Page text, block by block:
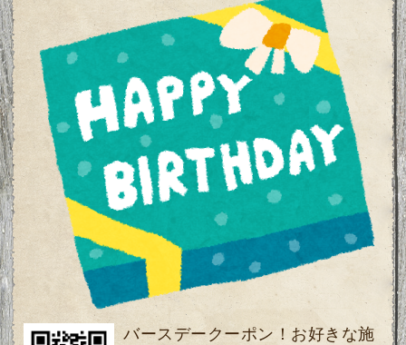
バースデークーポン！お好きな施